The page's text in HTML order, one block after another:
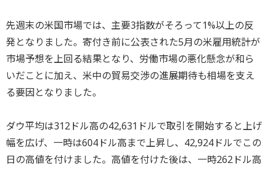
先週末の米国市場では、主要3指数がそろって1%以上の反
発となりました。寄付き前に公表された5月の米雇用統計が
市場予想を上回る結果となり、労働市場の悪化懸念が和ら
いだことに加え、米中の貿易交渉の進展期待も相場を支え
る要因となりました。
ダウ平均は312ドル高の42,631ドルで取引を開始すると上げ
幅を広げ、一時は604ドル高まで上昇し、42,924ドルでこの
日の高値を付けました。高値を付けた後は、一時262ドル高